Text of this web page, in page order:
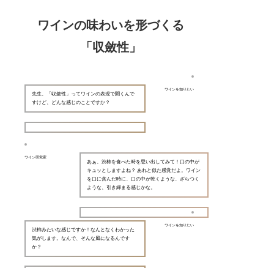
ワインの味わいを形づくる
「収斂性」
ワインを知りたい
先生、「収斂性」ってワインの表現で聞くんで
すけど、どんな感じのことですか？
ワイン研究家
あぁ、渋柿を食べた時を思い出してみて！口の中が
キュッとしますよね？ あれと似た感覚だよ。ワイン
を口に含んだ時に、口の中が乾くような、ざらつく
ような、引き締まる感じかな。
ワインを知りたい
渋柿みたいな感じですか！なんとなくわかった
気がします。なんで、そんな風になるんです
か？